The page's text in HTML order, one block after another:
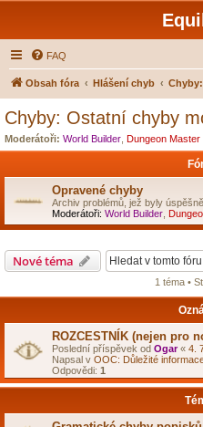
FAQ
Obsah fóra Hlášení chyb
Chyby: Ostatní chyby
Moderátoři: World Builder Dungeon Master
Opravené chyby
Archiv problémů, jež byly
Moderátoři: World Builder
Nové téma
1 téma •
ROZCESTNÍK (nejen pro
Poslední příspěvek od Ogar« 4.
Napsal v OOC: Důležité
Odpovědi: 1